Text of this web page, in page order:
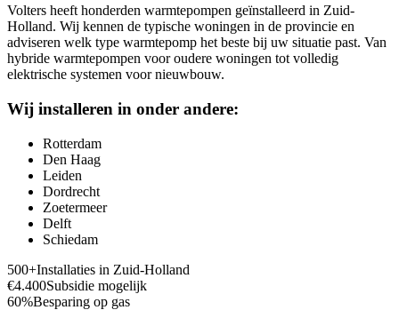
Volters heeft honderden warmtepompen geïnstalleerd in Zuid-
Holland. Wij kennen de typische woningen in de provincie en
adviseren welk type warmtepomp het beste bij uw situatie past. Van
hybride warmtepompen voor oudere woningen tot volledig
elektrische systemen voor nieuwbouw.
Wij installeren in onder andere:
Rotterdam
Den Haag
Leiden
Dordrecht
Zoetermeer
Delft
Schiedam
500+Installaties in Zuid-Holland
€4.400Subsidie mogelijk
60%Besparing op gas